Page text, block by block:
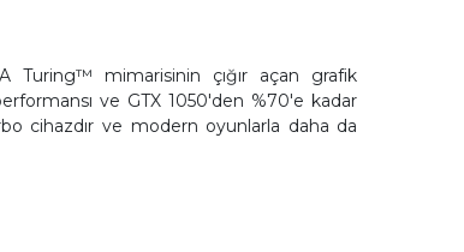
Turing™ mimarisinin çığır açan grafik
ve GTX 1050'den %70'e kadar
cihazdır ve modern oyunlarla daha da